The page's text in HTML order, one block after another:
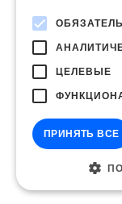
ЦЕЛЕВЫЕ
ПРИНЯТЬ ВСЕ